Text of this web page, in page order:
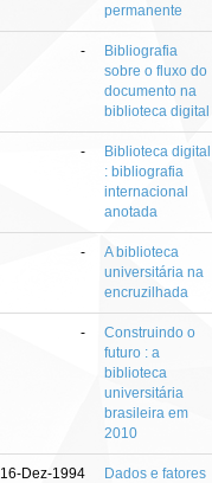
permanente
-
Bibliografia
sobre o fluxo do
documento na
biblioteca digital
-
Biblioteca digital
: bibliografia
internacional
anotada
-
A biblioteca
universitária na
encruzilhada
-
Construindo o
futuro : a
biblioteca
universitária
brasileira em
2010
16-Dez-1994
Dados e fatores